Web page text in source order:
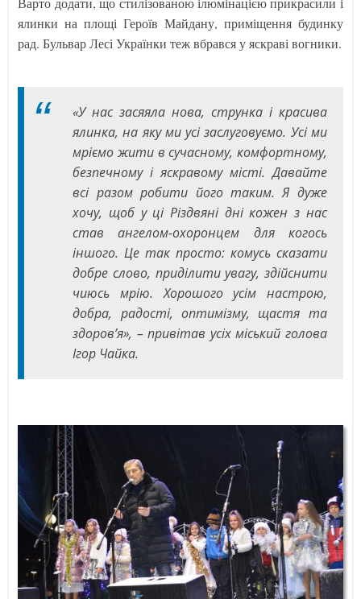
ялинки на площі Героїв Майдану, приміщення будинку
рад. Бульвар Лесі Українки теж вбрався у яскраві вогники.
«У нас засяяла нова, струнка і красива
ялинка, на яку ми усі заслуговуємо. Усі ми
мріємо жити в сучасному, комфортному,
безпечному і яскравому місті. Давайте
всі разом робити його таким. Я дуже
хочу, щоб у ці Різдвяні дні кожен з нас
став ангелом-охоронцем для когось
іншого. Це так просто: комусь сказати
добре слово, приділити увагу, здійснити
чиюсь мрію. Хорошого усім настрою,
добра, радості, оптимізму, щастя та
здоров’я», – привітав усіх міський голова
Ігор Чайка.